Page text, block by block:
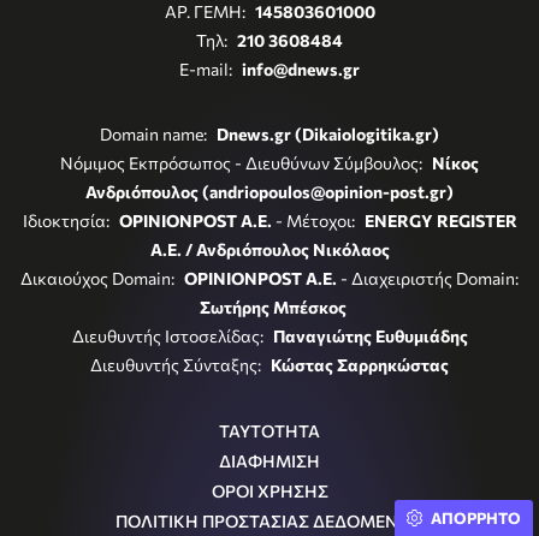
ΑΡ. ΓΕΜΗ: 145803601000
Τηλ: 210 3608484
E-mail: info@dnews.gr
Domain name: Dnews.gr (Dikaiologitika.gr)
Νόμιμος Εκπρόσωπος - Διευθύνων Σύμβουλος: Νίκος
Ανδριόπουλος (andriopoulos@opinion-post.gr)
Ιδιοκτησία: OPINIONPOST A.E. - Μέτοχοι: ENERGY REGISTER
Α.Ε. / Ανδριόπουλος Νικόλαος
Δικαιούχος Domain: OPINIONPOST A.E. - Διαχειριστής Domain:
Σωτήρης Μπέσκος
Διευθυντής Ιστοσελίδας: Παναγιώτης Ευθυμιάδης
Διευθυντής Σύνταξης: Κώστας Σαρρηκώστας
ΤΑΥΤΟΤΗΤΑ
ΔΙΑΦΗΜΙΣΗ
ΟΡΟΙ ΧΡΗΣΗΣ
ΠΟΛΙΤΙΚΗ ΠΡΟΣΤΑΣΙΑΣ ΔΕΔΟΜΕΝΩΝ ΑΠΟΡΡΗΤΟ